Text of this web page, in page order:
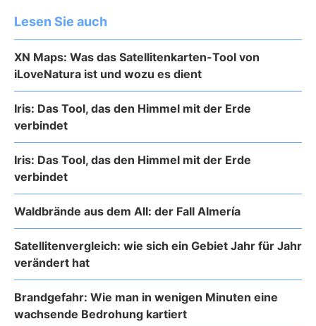
Lesen Sie auch
XN Maps: Was das Satellitenkarten-Tool von
iLoveNatura ist und wozu es dient
Iris: Das Tool, das den Himmel mit der Erde
verbindet
Iris: Das Tool, das den Himmel mit der Erde
verbindet
Waldbrände aus dem All: der Fall Almería
Satellitenvergleich: wie sich ein Gebiet Jahr für Jahr
verändert hat
Brandgefahr: Wie man in wenigen Minuten eine
wachsende Bedrohung kartiert